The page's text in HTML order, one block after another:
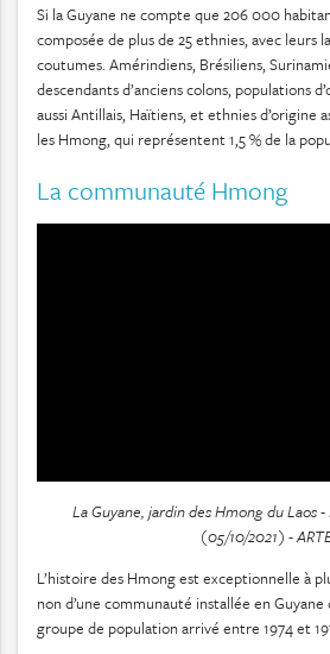
Si la Guyane ne compte que 206 000
composée de plus de 25 ethnies, avec leurs
coutumes. Amérindiens, Brésiliens,
descendants d’anciens colons, populations
aussi Antillais, Haïtiens, et ethnies d’origine
les Hmong, qui représentent 1,5 % de la
La communauté Hmong
La Guyane, jardin des Hmong du Laos -
(05/10/2021) -
L’histoire des Hmong est exceptionnelle à
non d’une communauté installée en Guyane
groupe de population arrivé entre 1974 et